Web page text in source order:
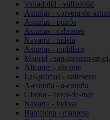
Valladolid - valladolid
Asturias - corvera-de-
Asturias - quirós
Asturias - cabranes
Navarra - tudela
Asturias - cudillero
Madrid - san-lorenzo-de-
Alicante - alicante
Las-palmas - valleseco
A-coruña - a-coruña
Girona - lloret-de-mar
Navarra - lodosa
Barcelona - manresa